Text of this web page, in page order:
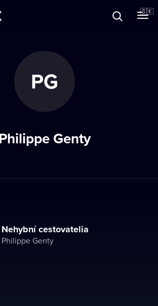
🇸🇰
PG
Genty
Nehybní cestovatelia
Philippe Genty